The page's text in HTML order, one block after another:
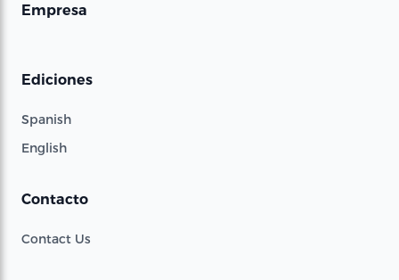
Empresa
Ediciones
Spanish
English
Contacto
Contact Us